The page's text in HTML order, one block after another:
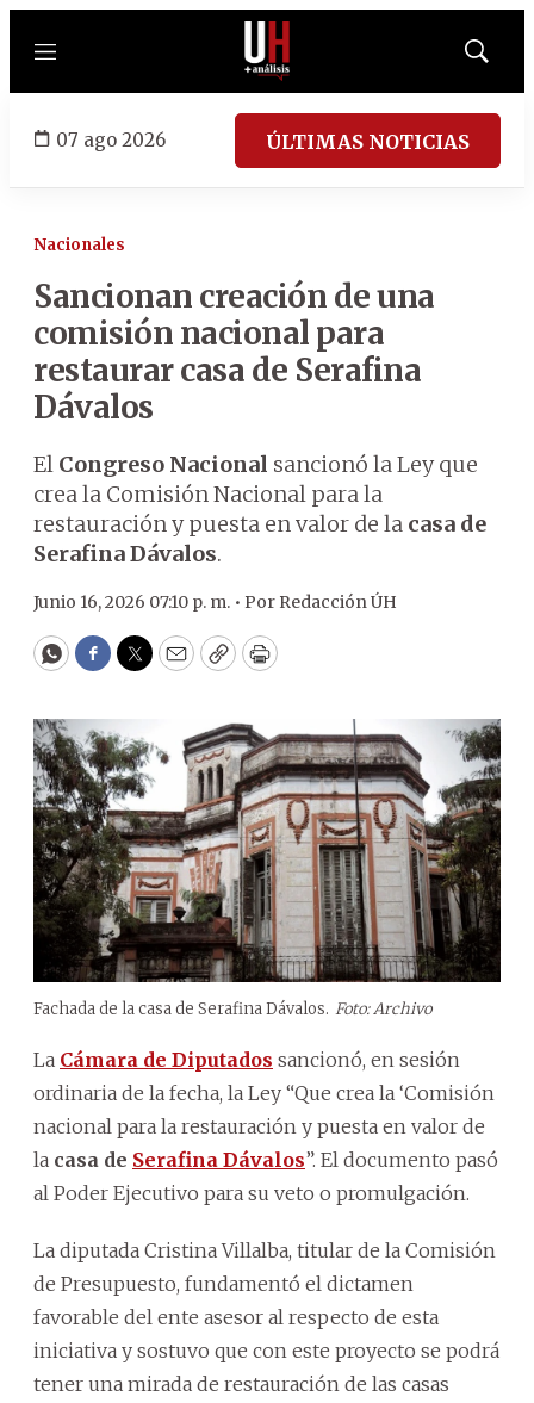
Menú
Mostrar
07 ago 2026 ÚLTIMAS NOTICIAS
Nacionales
Sancionan creación de una
comisión nacional para
restaurar casa de Serafina
Dávalos
El Congreso Nacional sancionó la Ley que
crea la Comisión Nacional para la
restauración y puesta en valor de la casa de
Serafina Dávalos.
Junio 16, 2026 07:10 p. m. • Por Redacción ÚH
WhatsApp
Facebook
Twitter
EmailCopyPrint
Fachada de la casa de Serafina Dávalos. Foto: Archivo
La Cámara de Diputados sancionó, en sesión
ordinaria de la fecha, la Ley “Que crea la ‘Comisión
nacional para la restauración y puesta en valor de
la casa de Serafina Dávalos”. El documento pasó
al Poder Ejecutivo para su veto o promulgación.
La diputada Cristina Villalba, titular de la Comisión
de Presupuesto, fundamentó el dictamen
favorable del ente asesor al respecto de esta
iniciativa y sostuvo que con este proyecto se podrá
tener una mirada de restauración de las casas